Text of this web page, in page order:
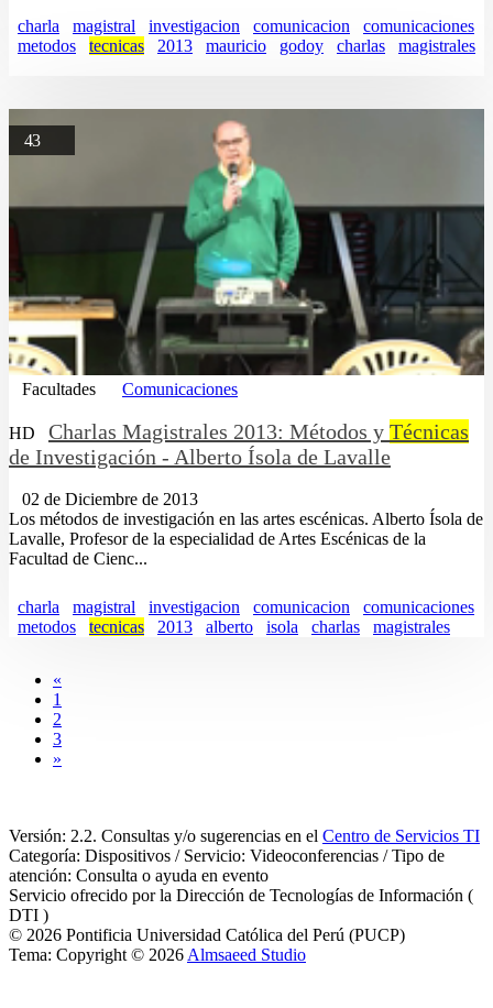
charla magistral investigacion comunicacion
comunicaciones
metodos
tecnicas 2013 mauricio godoy charlas magistrales
43
Facultades Comunicaciones
HD Charlas Magistrales 2013: Métodos y Técnicas
de Investigación - Alberto Ísola de Lavalle
02 de Diciembre de 2013
Los métodos de investigación en las artes escénicas. Alberto Ísola de
Lavalle, Profesor de la especialidad de Artes Escénicas de la
Facultad de Cienc...
charla magistral investigacion comunicacion
comunicaciones
metodos
tecnicas 2013 alberto isola charlas magistrales
«
1
2
3
»
Versión: 2.2. Consultas y/o sugerencias en el Centro de Servicios TI
Categoría: Dispositivos / Servicio: Videoconferencias / Tipo de
atención: Consulta o ayuda en evento
Servicio ofrecido por la Dirección de Tecnologías de Información (
DTI )
© 2026 Pontificia Universidad Católica del Perú (PUCP)
Tema: Copyright © 2026 Almsaeed Studio